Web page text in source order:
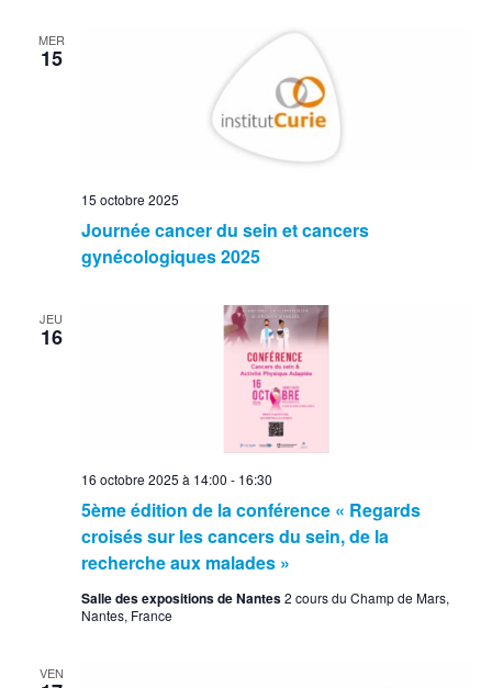
MER
15
Journée cancer du sein et cancers
gynécologiques 2025
15 octobre 2025
JEU
16
5ème édition de la conférence « Regards
croisés sur les cancers du sein, de la
recherche aux malades »
16 octobre 2025 à 14:00 - 16:30
Salle des expositions de Nantes2 cours du Champ de Mars,
Nantes, France
VEN